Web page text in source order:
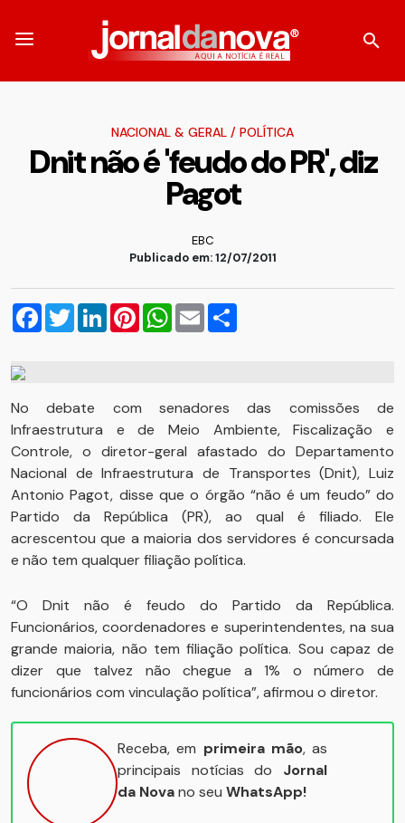
NACIONAL & GERAL / POLÍTICA
Dnit não é 'feudo do PR', diz
Pagot
EBC
Publicado em: 12/07/2011
Facebook
TwitterLinkedInPinterestWhatsApp
Email
No debate com senadores das comissões de
Infraestrutura e de Meio Ambiente, Fiscalização e
Controle, o diretor-geral afastado do Departamento
Nacional de Infraestrutura de Transportes (Dnit), Luiz
Antonio Pagot, disse que o órgão “não é um feudo” do
Partido da República (PR), ao qual é filiado. Ele
acrescentou que a maioria dos servidores é concursada
e não tem qualquer filiação política.
“O Dnit não é feudo do Partido da República.
Funcionários, coordenadores e superintendentes, na sua
grande maioria, não tem filiação política. Sou capaz de
dizer que talvez não chegue a 1% o número de
funcionários com vinculação política”, afirmou o diretor.
Receba, em primeira mão, as
principais notícias do Jornal
da Novano seu WhatsApp!